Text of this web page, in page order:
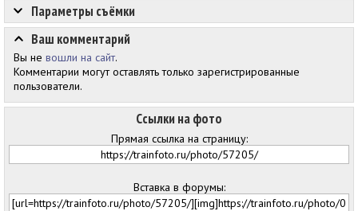
Ссылки на фото
Прямая ссылка на страницу:
Вставка в форумы:
Параметры съёмки
Ваш комментарий
Вы не вошли на сайт.
Комментарии могут оставлять только зарегистрированные
пользователи.